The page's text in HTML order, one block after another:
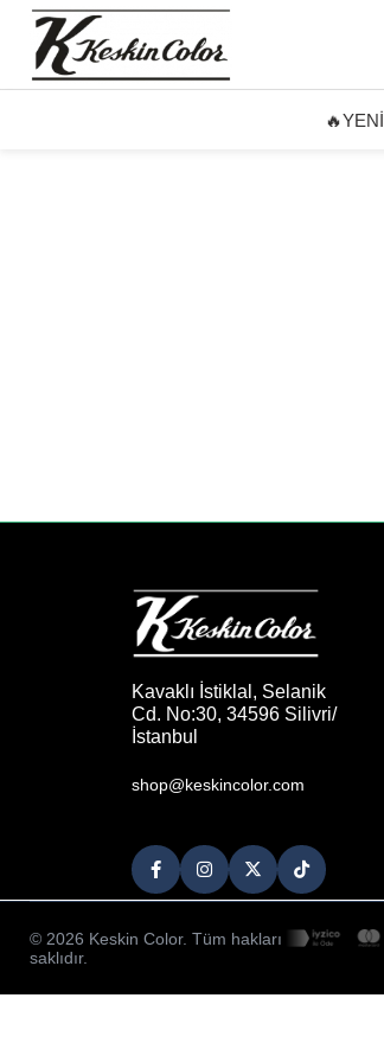
🔥YENİ
Kavaklı İstiklal, Selanik
Cd. No:30, 34596 Silivri/
İstanbul
shop@keskincolor.com
© 2026 Keskin Color. Tüm hakları
saklıdır.